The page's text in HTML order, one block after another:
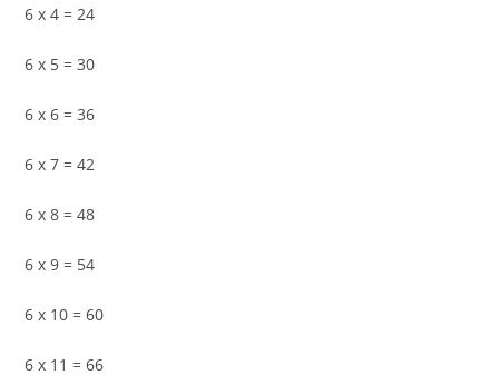
6 x 4 = 24
6 x 5 = 30
6 x 6 = 36
6 x 7 = 42
6 x 8 = 48
6 x 9 = 54
6 x 10 = 60
6 x 11 = 66